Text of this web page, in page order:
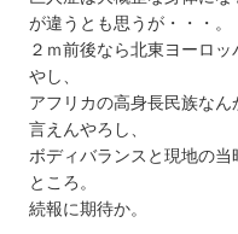
が違うとも思うが・・・。
２ｍ前後なら北東ヨーロ
やし、
アフリカの高身長民族な
言えんやろし、
ボディバランスと現地の
ところ。
続報に期待か。